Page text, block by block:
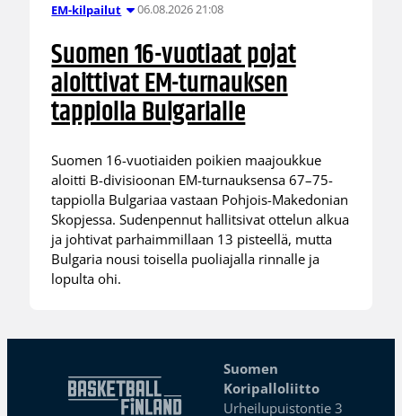
EM-kilpailut 06.08.2026 21:08
Suomen 16-vuotiaat pojat
aloittivat EM-turnauksen
tappiolla Bulgarialle
Suomen 16-vuotiaiden poikien maajoukkue
aloitti B-divisioonan EM-turnauksensa 67–75-
tappiolla Bulgariaa vastaan Pohjois-Makedonian
Skopjessa. Sudenpennut hallitsivat ottelun alkua
ja johtivat parhaimmillaan 13 pisteellä, mutta
Bulgaria nousi toisella puoliajalla rinnalle ja
lopulta ohi.
Suomen
Koripalloliitto
Urheilupuistontie 3